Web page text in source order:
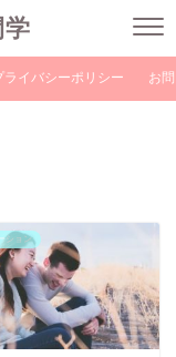
ライバシーポリシー お
ション